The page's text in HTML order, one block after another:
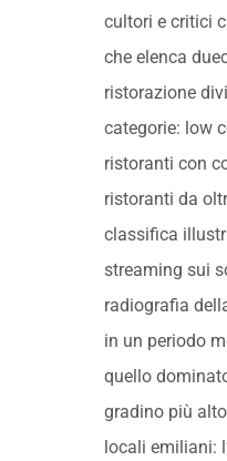
cultori e critici
che elenca
ristorazione
categorie: low
ristoranti con
ristoranti da
classifica
streaming sui
radiografia
in un periodo
quello
gradino più
locali emiliani: